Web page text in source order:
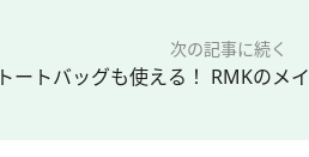
次の記事に続く
トートバッグも使える！ RMKのメ